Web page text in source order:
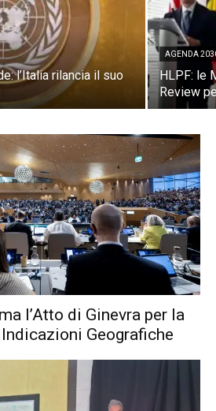
l’Italia rilancia il suo
AGENDA
HLPF: le
Review
l’Atto di Ginevra per la
Geografiche